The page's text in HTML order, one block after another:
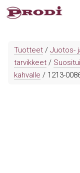
Siirry
sisältöön
Tuotteet / Juotos-
tarvikkeet /
kahvalle / 1213-